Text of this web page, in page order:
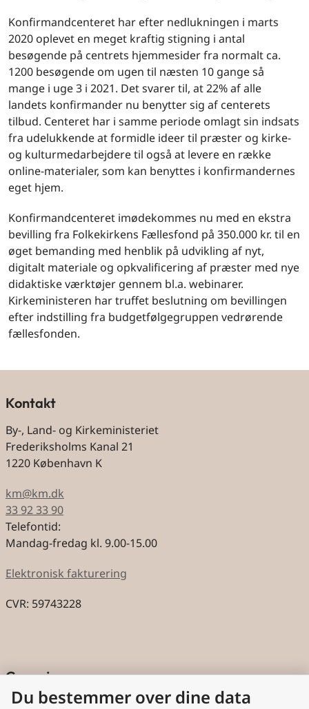
Konfirmandcenteret har efter nedlukningen i marts
2020 oplevet en meget kraftig stigning i antal
besøgende på centrets hjemmesider fra normalt ca.
1200 besøgende om ugen til næsten 10 gange så
mange i uge 3 i 2021. Det svarer til, at 22% af alle
landets konfirmander nu benytter sig af centerets
tilbud. Centeret har i samme periode omlagt sin indsats
fra udelukkende at formidle ideer til præster og kirke-
og kulturmedarbejdere til også at levere en række
online-materialer, som kan benyttes i konfirmandernes
eget hjem.
Konfirmandcenteret imødekommes nu med en ekstra
bevilling fra Folkekirkens Fællesfond på 350.000 kr. til en
øget bemanding med henblik på udvikling af nyt,
digitalt materiale og opkvalificering af præster med nye
didaktiske værktøjer gennem bl.a. webinarer.
Kirkeministeren har truffet beslutning om bevillingen
efter indstilling fra budgetfølgegruppen vedrørende
fællesfonden.
Kontakt
By-, Land- og Kirkeministeriet
Frederiksholms Kanal 21
1220 København K
km@km.dk
33 92 33 90
Telefontid:
Mandag-fredag kl. 9.00-15.00
Elektronisk fakturering
CVR: 59743228
Genveje
Du bestemmer over dine data